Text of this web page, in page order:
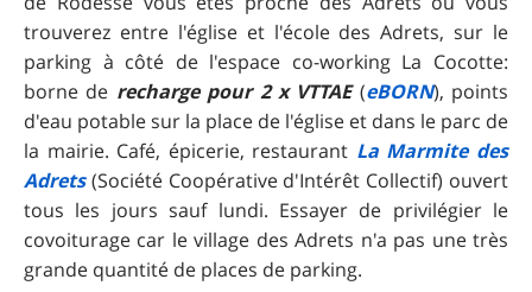
trouverez entre l'église et l'école des Adrets, sur le
parking à côté de l'espace co-working La Cocotte:
borne de recharge pour 2 x VTTAE(eBORN), points
d'eau potable sur la place de l'église et dans le parc de
la mairie. Café, épicerie, restaurant La Marmite des
Adrets(Société Coopérative d'Intérêt Collectif) ouvert
tous les jours sauf lundi. Essayer de privilégier le
covoiturage car le village des Adrets n'a pas une très
grande quantité de places de parking.